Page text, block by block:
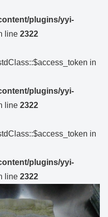
plugins/yyi-
line 2322
in
plugins/yyi-
line 2322
in
plugins/yyi-
line 2322